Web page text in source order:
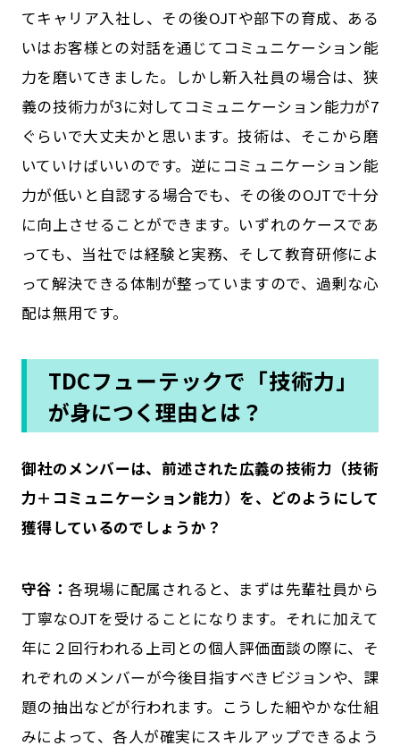
てキャリア入社し、その後OJTや部下の育成、ある
いはお客様との対話を通じてコミュニケーション能
力を磨いてきました。しかし新入社員の場合は、狭
義の技術力が3に対してコミュニケーション能力が7
ぐらいで大丈夫かと思います。技術は、そこから磨
いていけばいいのです。逆にコミュニケーション能
力が低いと自認する場合でも、その後のOJTで十分
に向上させることができます。いずれのケースであ
っても、当社では経験と実務、そして教育研修によ
って解決できる体制が整っていますので、過剰な心
配は無用です。
TDCフューテックで「技術力」
が身につく理由とは？
――御社のメンバーは、前述された広義の技術力（技術
力＋コミュニケーション能力）を、どのようにして
獲得しているのでしょうか？
守谷：各現場に配属されると、まずは先輩社員から
丁寧なOJTを受けることになります。それに加えて
年に２回行われる上司との個人評価面談の際に、そ
れぞれのメンバーが今後目指すべきビジョンや、課
題の抽出などが行われます。こうした細やかな仕組
みによって、各人が確実にスキルアップできるよう